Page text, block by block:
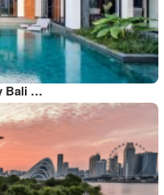
Bali …